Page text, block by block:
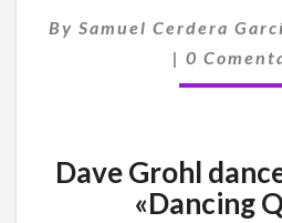
DE
By Samuel Cerdera
| 0
Dave Grohl
«Dancing